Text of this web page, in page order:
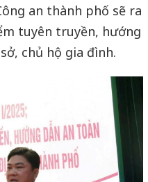
an thành phố sẽ ra
tuyên truyền, hướng
chủ hộ gia đình.